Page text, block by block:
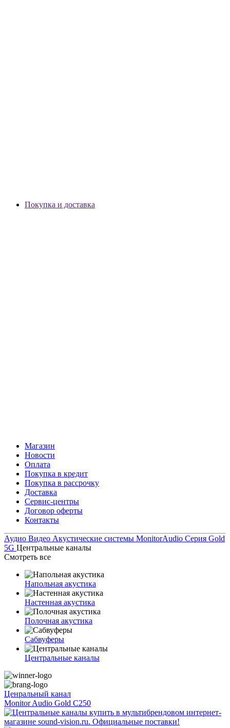
Покупка и доставка
Магазин
Новости
Оплата
Покупка в кредит
Покупка в рассрочку
Доставка
Сервис-центры
Договор оферты
Контакты
Аудио Видео Акустические системы MonitorAudio Серия Gold
5G Центральные каналы
Смотреть все
Напольная акустика
Настенная акустика
Полочная акустика
Сабвуферы
Центральные каналы
Ценральный канал
Monitor Audio Gold C250